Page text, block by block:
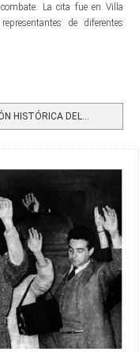
La cita fue en Villa
de diferentes
HISTÓRICA DEL...